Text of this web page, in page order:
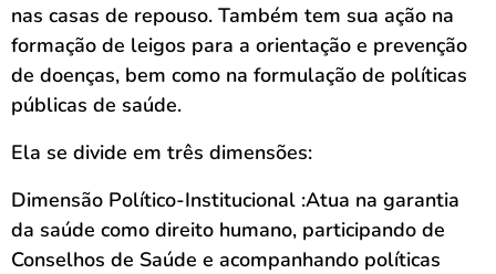
nas casas de repouso. Também tem sua ação na
formação de leigos para a orientação e prevenção
de doenças, bem como na formulação de políticas
públicas de saúde.
Ela se divide em três dimensões:
Dimensão Político-Institucional :Atua na garantia
da saúde como direito humano, participando de
Conselhos de Saúde e acompanhando políticas